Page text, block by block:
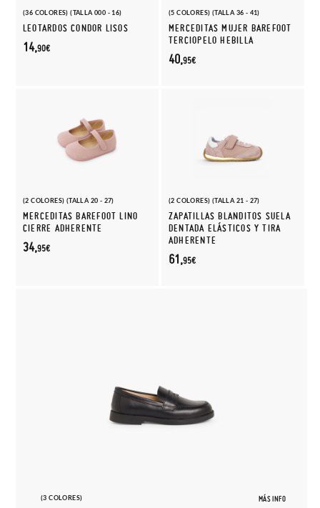
(36 COLORES) (TALLA 000 - 16)
LEOTARDOS CONDOR LISOS
14,90€
(5 COLORES) (TALLA 36 - 41)
MERCEDITAS MUJER BAREFOOT
TERCIOPELO HEBILLA
40,95€
(2 COLORES) (TALLA 20 - 27)
MERCEDITAS BAREFOOT LINO
CIERRE ADHERENTE
34,95€
(2 COLORES) (TALLA 21 - 27)
ZAPATILLAS BLANDITOS SUELA
DENTADA ELÁSTICOS Y TIRA
ADHERENTE
61,95€
(3 COLORES) MÁS INFO